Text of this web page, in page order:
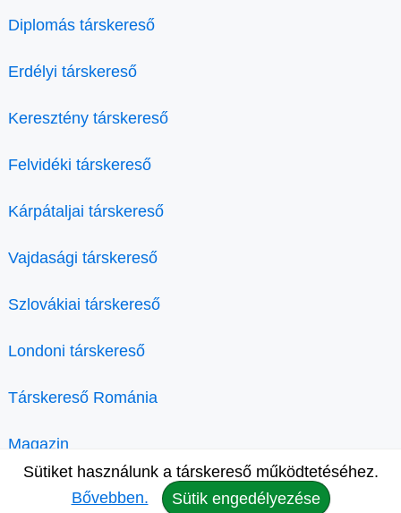
Diplomás társkereső
Erdélyi társkereső
Keresztény társkereső
Felvidéki társkereső
Kárpátaljai társkereső
Vajdasági társkereső
Szlovákiai társkereső
Londoni társkereső
Társkereső Románia
Magazin
Sütiket használunk a társkereső működtetéséhez.
Bővebben.
Sütik engedélyezése